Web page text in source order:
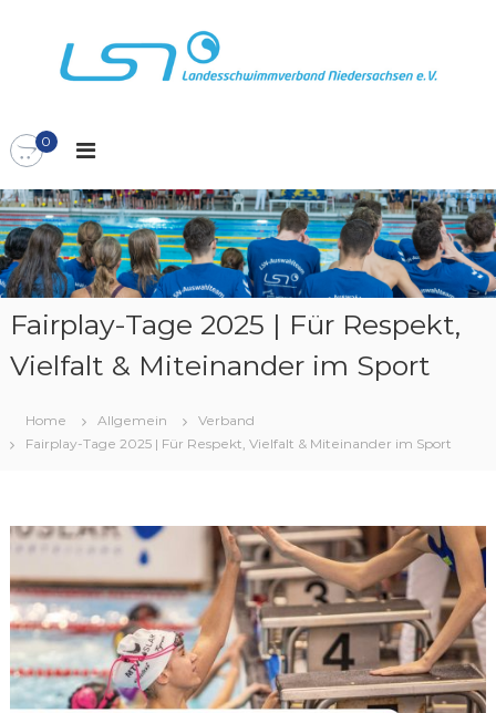
t
s
p
r
i
a
n
e
s
s
c
h
w
i
m
v
b
a
n
d
N
i
e
N 0
Fairplay-Tage 2025 | Für Respekt,
Vielfalt & Miteinander im Sport
Home Allgemein
Verband
Fairplay-Tage 2025 | Für Respekt, Vielfalt & Miteinander im Sport